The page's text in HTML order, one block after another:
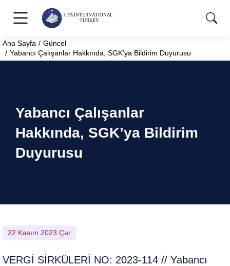
You are here:
Ana Sayfa
Güncel
Yabancı Çalışanlar Hakkında, SGK’ya Bildirim Duyurusu
Yabancı Çalışanlar
Hakkında, SGK’ya Bildirim
Duyurusu
22 Kasım 2023 Çar
VERGİ SİRKÜLERİ NO: 2023-114 // Yabancı